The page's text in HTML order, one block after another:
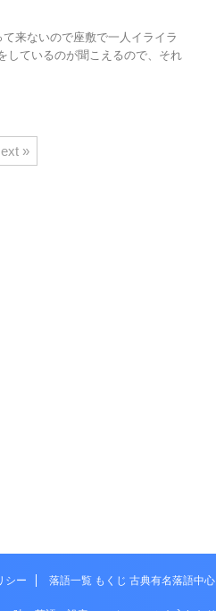
来ないので座敷で一人イライラ
しているのが聞こえるので、それ
»
シー 落語一覧 もくじ 古典有名落語中心